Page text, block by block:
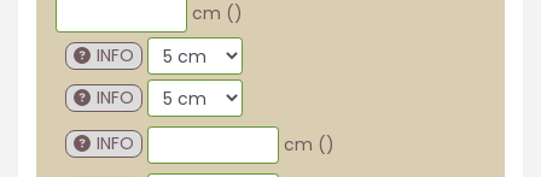
cm ()
INFO
INFO
INFO
cm ()